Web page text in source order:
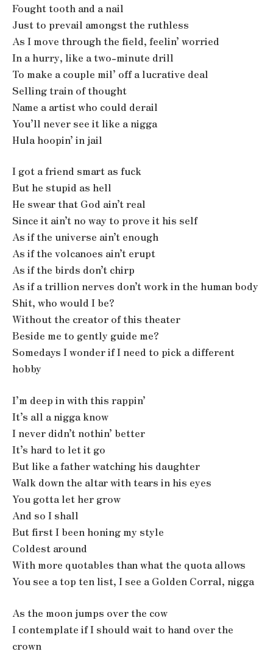
Fought tooth and a nail
Just to prevail amongst the ruthless
As I move through the field, feelin’ worried
In a hurry, like a two-minute drill
To make a couple mil’ off a lucrative deal
Selling train of thought
Name a artist who could derail
You’ll never see it like a nigga
Hula hoopin’ in jail
I got a friend smart as fuck
But he stupid as hell
He swear that God ain’t real
Since it ain’t no way to prove it his self
As if the universe ain’t enough
As if the volcanoes ain’t erupt
As if the birds don’t chirp
As if a trillion nerves don’t work in the human body
Shit, who would I be?
Without the creator of this theater
Beside me to gently guide me?
Somedays I wonder if I need to pick a different
hobby
I’m deep in with this rappin’
It’s all a nigga know
I never didn’t nothin’ better
It’s hard to let it go
But like a father watching his daughter
Walk down the altar with tears in his eyes
You gotta let her grow
And so I shall
But first I been honing my style
Coldest around
With more quotables than what the quota allows
You see a top ten list, I see a Golden Corral, nigga
As the moon jumps over the cow
I contemplate if I should wait to hand over the
crown